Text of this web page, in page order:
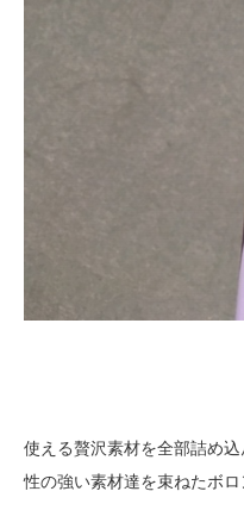
使える贅沢素材を全部詰め
性の強い素材達を束ねたボ